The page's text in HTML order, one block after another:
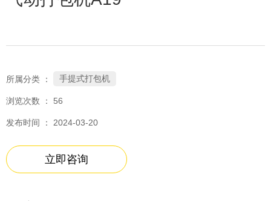
所属分类 ： 手提式打包机
浏览次数 ： 56
发布时间 ： 2024-03-20
立即咨询